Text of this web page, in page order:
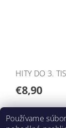
HITY DO 3.
€8,90
Používame